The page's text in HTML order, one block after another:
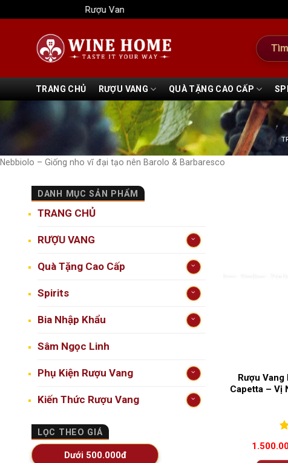
qua
Rượu Vang Wine Home
Tìm
kiếm:
TRANG CHỦ RƯỢU VANG QUÀ TẶNG CAO CẤP
Nebbiolo – Giống nho vĩ đại tạo nên Barolo & Barbaresco
DANH MỤC SẢN PHẨM
TRANG CHỦ
RƯỢU VANG
Quà Tặng Cao Cấp
Spirits
Bia Nhập Khẩu
Sâm Ngọc Linh
Phụ Kiện Rượu Vang
Kiến Thức Rượu Vang
LỌC THEO GIÁ
Dưới 500.000đ
Rượu Vang
Capetta – Vị